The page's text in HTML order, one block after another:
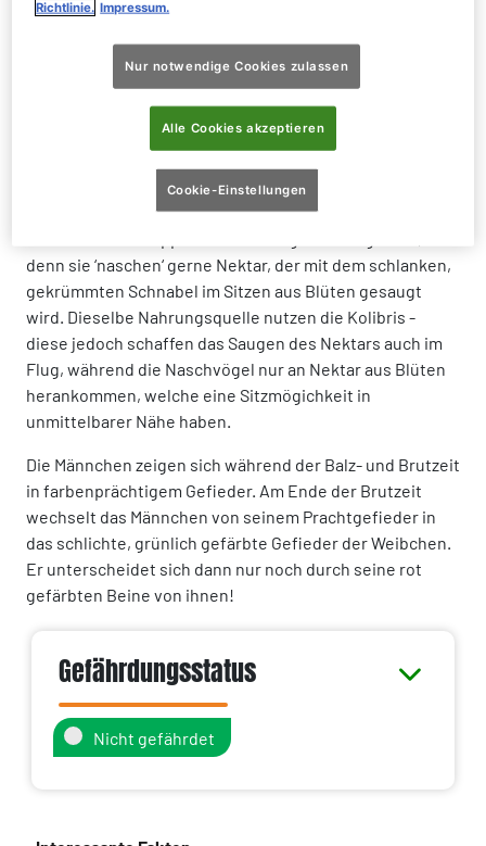
Größe:11 - 13 cm
Der Türkisnaschvogel wird auch Rotfuß-
Honigsauger genannt
denn sie ‘naschen‘ gerne Nektar, der mit dem schlanken,
gekrümmten Schnabel im Sitzen aus Blüten gesaugt
wird. Dieselbe Nahrungsquelle nutzen die Kolibris -
diese jedoch schaffen das Saugen des Nektars auch im
Flug, während die Naschvögel nur an Nektar aus Blüten
herankommen, welche eine Sitzmögichkeit in
unmittelbarer Nähe haben.
Die Männchen zeigen sich während der Balz- und Brutzeit
in farbenprächtigem Gefieder. Am Ende der Brutzeit
wechselt das Männchen von seinem Prachtgefieder in
das schlichte, grünlich gefärbte Gefieder der Weibchen.
Er unterscheidet sich dann nur noch durch seine rot
gefärbten Beine von ihnen!
Gefährdungsstatus
Nicht gefährdet
Richtlinie. Impressum.
Nur notwendige Cookies zulassen
Alle Cookies akzeptieren
Cookie-Einstellungen